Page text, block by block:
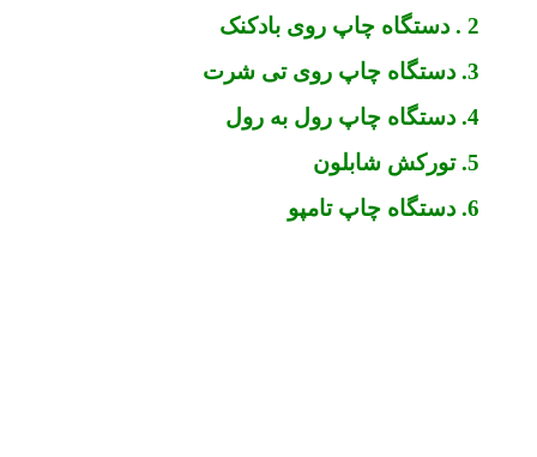
2 . دستگاه چاپ روی بادکنک
3. دستگاه چاپ روی تی شرت
4. دستگاه چاپ رول به رول
5. تورکش شابلون
6. دستگاه چاپ تامپو